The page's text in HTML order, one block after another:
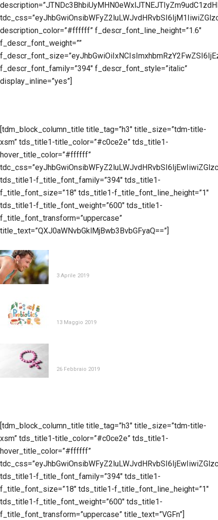
description_color=”#ffffff” f_descr_font_line_height=”1.6″
f_descr_font_weight=””
f_descr_font_family=”394″ f_descr_font_style=”italic”
display_inline=”yes”]
[tdm_block_column_title title_tag=”h3″ title_size=”tdm-title-
xsm” tds_title1-title_color=”#c0ce2e” tds_title1-
hover_title_color=”#ffffff”
tds_title1-f_title_font_family=”394″ tds_title1-
f_title_font_size=”18″ tds_title1-f_title_font_line_height=”1″
tds_title1-f_title_font_weight=”600″ tds_title1-
f_title_font_transform=”uppercase”
title_text=”QXJ0aWNvbGklMjBwb3BvbGFyaQ==”]
3 Aprile 2019
13 Maggio 2019
26 Febbraio 2019
[tdm_block_column_title title_tag=”h3″ title_size=”tdm-title-
xsm” tds_title1-title_color=”#c0ce2e” tds_title1-
hover_title_color=”#ffffff”
tds_title1-f_title_font_family=”394″ tds_title1-
f_title_font_size=”18″ tds_title1-f_title_font_line_height=”1″
tds_title1-f_title_font_weight=”600″ tds_title1-
f_title_font_transform=”uppercase” title_text=”VGFn”]